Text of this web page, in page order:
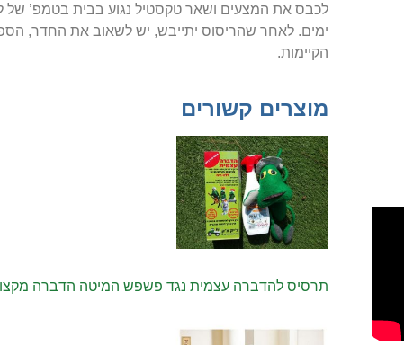
ימים. לאחר שהריסוס יתייבש, יש לשאוב את החדר,
הקיימות.
מוצרים קשורים
תרסיס להדברה עצמית נגד פשפש המיטה הדברה